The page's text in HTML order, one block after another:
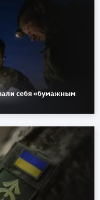
себя «бумажным